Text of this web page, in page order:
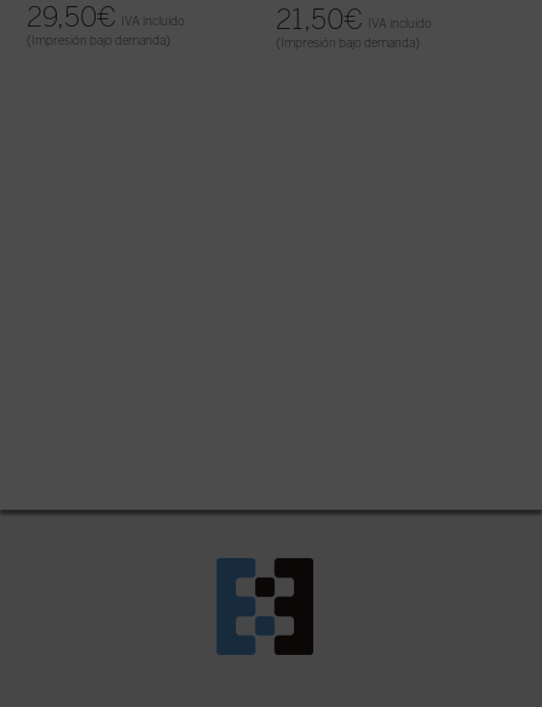
29,50€ IVA incluido
(Impresión bajo demanda)
21,50€ IVA incluido
(Impresión bajo demanda)